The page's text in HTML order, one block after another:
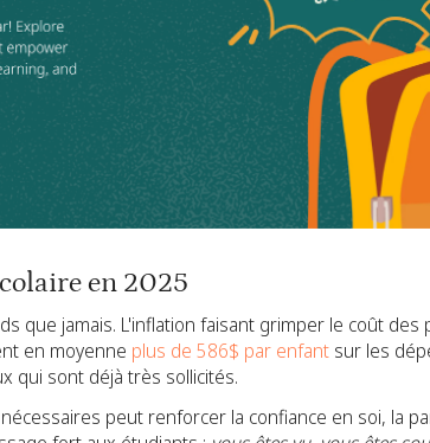
en 2025
que jamais. L'inflation faisant grimper le coût des
en moyenne plus de 586$ par enfant sur les
qui sont déjà très sollicités.
peut renforcer la confiance en soi, la